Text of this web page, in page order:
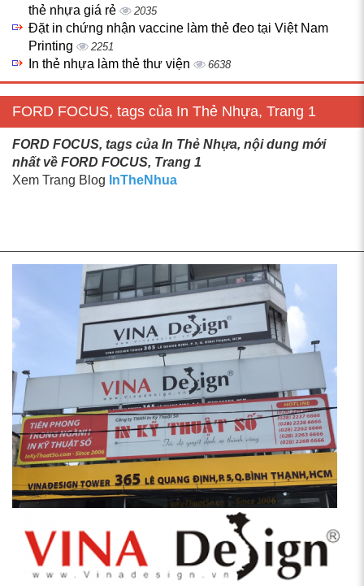
thẻ nhựa giá rẻ
2035
Đặt in chứng nhận vaccine làm thẻ đeo tại Việt Nam
Printing
2251
In thẻ nhựa làm thẻ thư viện 6638
FORD FOCUS, tags của In Thẻ Nhựa, Trang 1
FORD FOCUS, tags của In Thẻ Nhựa, nội dung mới
nhất về FORD FOCUS, Trang 1
Xem Trang Blog InTheNhua